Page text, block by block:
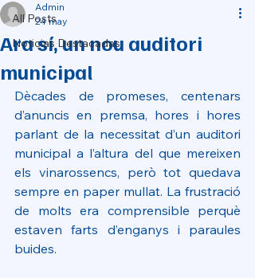
All Posts
Noticias Destacadas
Ara sí, un nou auditori
municipal
Admin
24 may
Dècades de promeses, centenars
d’anuncis en premsa, hores i hores
parlant de la necessitat d’un auditori
municipal a l’altura del que mereixen
els vinarossencs, però tot quedava
sempre en paper mullat. La frustració
de molts era comprensible perquè
estaven farts d’enganys i paraules
buides.